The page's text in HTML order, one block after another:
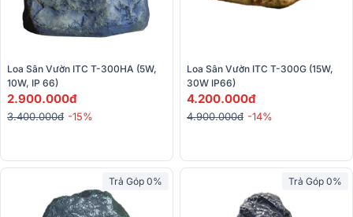
Loa Sân Vườn ITC T-300HA (5W,
10W, IP 66)
2.900.000đ
3.400.000đ -15%
Loa Sân Vườn ITC T-300G (15W,
4.200.000đ
4.900.000đ -14%
Trả Góp 0% Trả Góp 0%